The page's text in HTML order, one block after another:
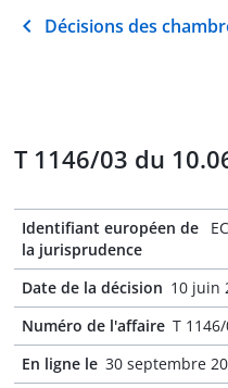
Décisions des
T 1146/03 du
Identifiant européen de
la jurisprudence
Date de la décision 10 juin
Numéro de l'affaire T
En ligne le 30 septembre